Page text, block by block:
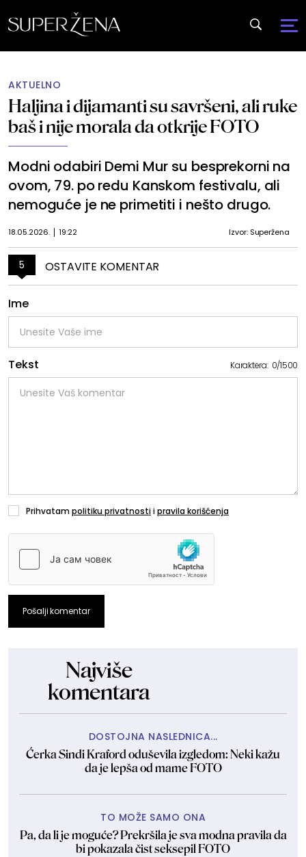
AKTUELNO
Haljina i dijamanti su savršeni, ali ruke
baš i nije morala da otkrije FOTO
Modni odabiri Demi Mur su besprekorni na
ovom, 79. po redu Kanskom festivalu, ali
nemoguće je ne primetiti i nešto drugo.
18.05.2026. 19:22 Izvor: Superžena
5 OSTAVITE KOMENTAR
Ime
Tekst Karaktera: 0/1500
Prihvatampolitiku privatnostiipravila korišćenja
Pošalji komentar
Najviše
komentara
DOSTOJNA NASLEDNICA...
Ćerka Sindi Kraford oduševila izgledom: Neki kažu
da je lepša od mame FOTO
TO MOŽE SAMO ONA
Pa, da li je moguće? Prekršila je sva modna pravila da
bi pokazala čist seksepil FOTO